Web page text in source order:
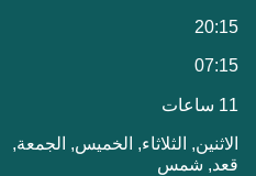
20:15
07:15
11 ساعات
الاثنين, الثلاثاء, الخميس, الجمعة,
قعد, شمس